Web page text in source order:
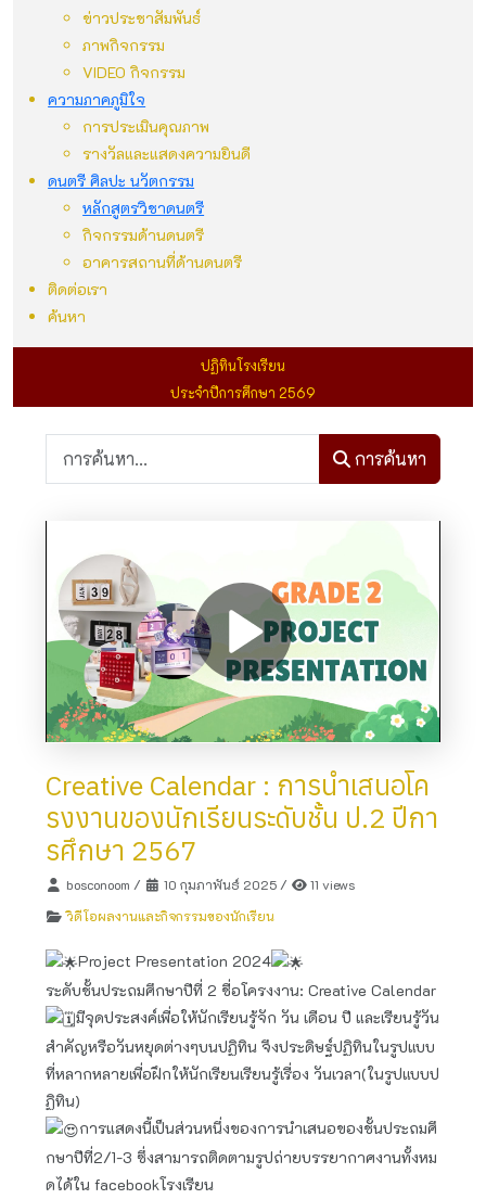
ข่าวประชาสัมพันธ์
ภาพกิจกรรม
VIDEO กิจกรรม
ความภาคภูมิใจ
การประเมินคุณภาพ
รางวัลและแสดงความยินดี
ดนตรี ศิลปะ นวัตกรรม
หลักสูตรวิชาดนตรี
กิจกรรมด้านดนตรี
อาคารสถานที่ด้านดนตรี
ติดต่อเรา
ค้นหา
ปฏิทินโรงเรียน
ประจำปีการศึกษา 2569
การค้นหา
Creative Calendar : การนำเสนอโค
รงงานของนักเรียนระดับชั้น ป.2 ปีกา
รศึกษา 2567
bosconoom / 10 กุมภาพันธ์ 2025/
11 views
วิดีโอผลงานและกิจกรรมของนักเรียน
Project Presentation​ 2024
ระดับชั้นประถมศึกษาปีที่ 2 ชื่อโครงงาน: Creative Calendar
มีจุดประสงค์เพื่อให้นักเรียนรู้จัก วัน เดือน ปี และเรียนรู้วัน
สำคัญหรือวันหยุดต่างๆบนปฏิทิน จึงประดิษฐ์ปฏิทินในรูปแบบ
ที่หลากหลายเพื่อฝึกให้นักเรียนเรียนรู้เรื่อง วันเวลา(ในรูปแบบป
ฏิทิน)
การแสดง​นี้เป็นส่วนหนึ่ง​ของการนำเสนอของชั้นประถม​ศึ
กษา​ปี​ที่​2/1-3 ซึ่งสามารถติดตามรูปถ่ายบรรยากาศ​งานทั้งหม
ดได้ใน facebook​โรงเรียน